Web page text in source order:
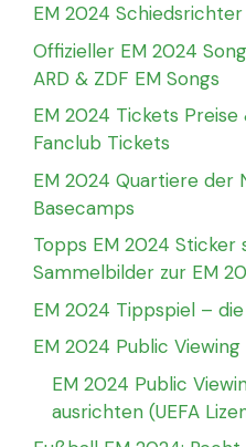
EM 2024 Schiedsrichter
Offizieller EM 2024
ARD & ZDF EM Songs
EM 2024 Tickets
Fanclub Tickets
EM 2024 Quartiere der
Basecamps
Topps EM 2024 Sticker
Sammelbilder zur EM
EM 2024 Tippspiel –
EM 2024 Public Viewing
EM 2024 Public
ausrichten (UEFA